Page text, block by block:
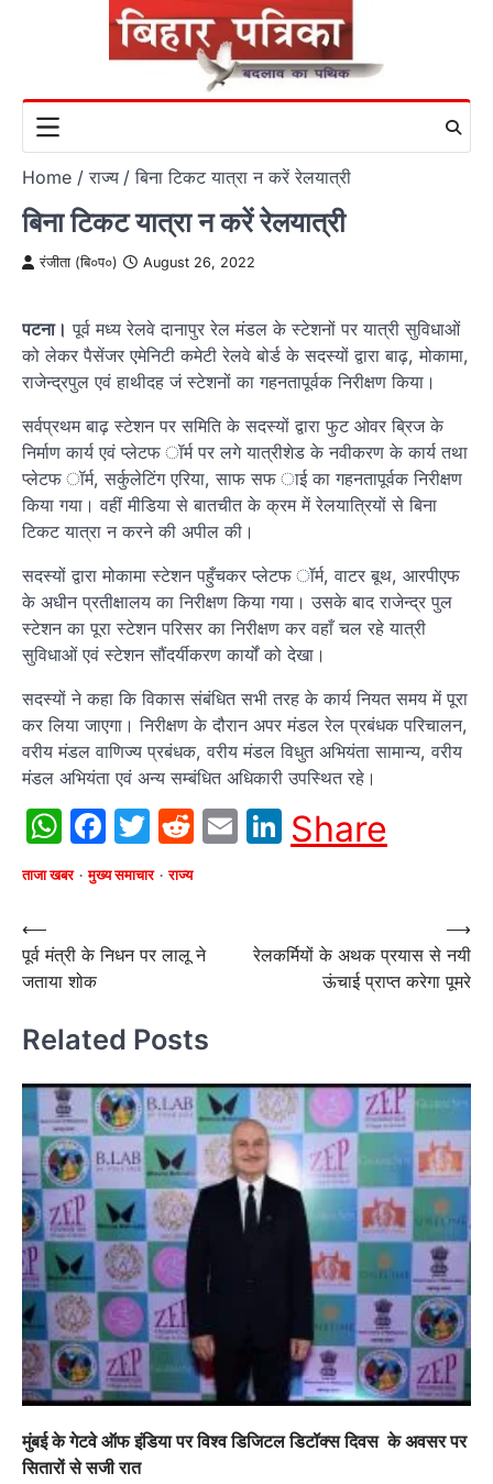
Home राज्य बिना टिकट यात्रा न करें रेलयात्री
बिना टिकट यात्रा न करें रेलयात्री
रंजीता (बि०प०) August 26, 2022
पटना। पूर्व मध्य रेलवे दानापुर रेल मंडल के स्टेशनों पर यात्री सुविधाओं
को लेकर पैसेंजर एमेनिटी कमेटी रेलवे बोर्ड के सदस्यों द्वारा बाढ़, मोकामा,
राजेन्द्रपुल एवं हाथीदह जं स्टेशनों का गहनतापूर्वक निरीक्षण किया।
सर्वप्रथम बाढ़ स्टेशन पर समिति के सदस्यों द्वारा फुट ओवर ब्रिज के
निर्माण कार्य एवं प्लेटफ ॉर्म पर लगे यात्रीशेड के नवीकरण के कार्य तथा
प्लेटफ ॉर्म, सर्कुलेटिंग एरिया, साफ सफ ाई का गहनतापूर्वक निरीक्षण
किया गया। वहीं मीडिया से बातचीत के क्रम में रेलयात्रियों से बिना
टिकट यात्रा न करने की अपील की।
सदस्यों द्वारा मोकामा स्टेशन पहुँचकर प्लेटफ ॉर्म, वाटर बूथ, आरपीएफ
के अधीन प्रतीक्षालय का निरीक्षण किया गया। उसके बाद राजेन्द्र पुल
स्टेशन का पूरा स्टेशन परिसर का निरीक्षण कर वहाँ चल रहे यात्री
सुविधाओं एवं स्टेशन सौंदर्यीकरण कार्यों को देखा।
सदस्यों ने कहा कि विकास संबंधित सभी तरह के कार्य नियत समय में पूरा
कर लिया जाएगा। निरीक्षण के दौरान अपर मंडल रेल प्रबंधक परिचालन,
वरीय मंडल वाणिज्य प्रबंधक, वरीय मंडल विधुत अभियंता सामान्य, वरीय
मंडल अभियंता एवं अन्य सम्बंधित अधिकारी उपस्थित रहे।
WhatsApp
Facebook
Twitter
Reddit
EmailLinkedIn
Share
ताजा खबर मुख्य समाचार राज्य
Post
navigation
⟵
पूर्व मंत्री के निधन पर लालू ने
जताया शोक
रेलकर्मियों के अथक प्रयास से नयी
ऊंचाई प्राप्त करेगा पूमरे
⟶
Related Posts
मुंबई के गेटवे ऑफ इंडिया पर विश्व डिजिटल डिटॉक्स दिवस के अवसर पर
सितारों से सजी रात